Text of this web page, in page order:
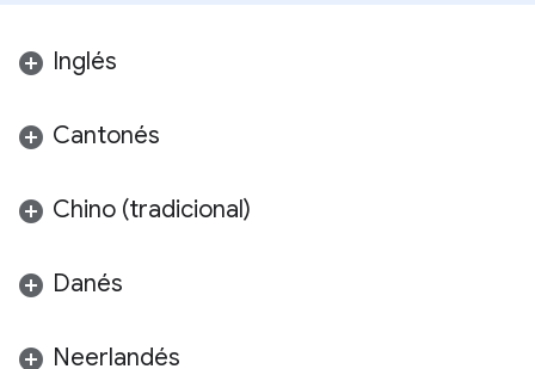
Inglés
Cantonés
Chino (tradicional)
Danés
Neerlandés